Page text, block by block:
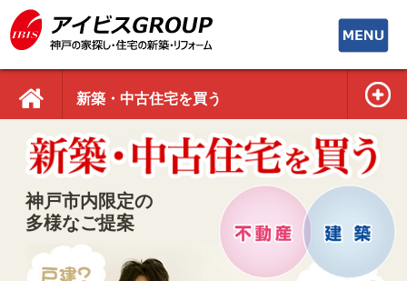
toggle
新築・中古住宅を買う
神戸市内限定の
多様なご提案